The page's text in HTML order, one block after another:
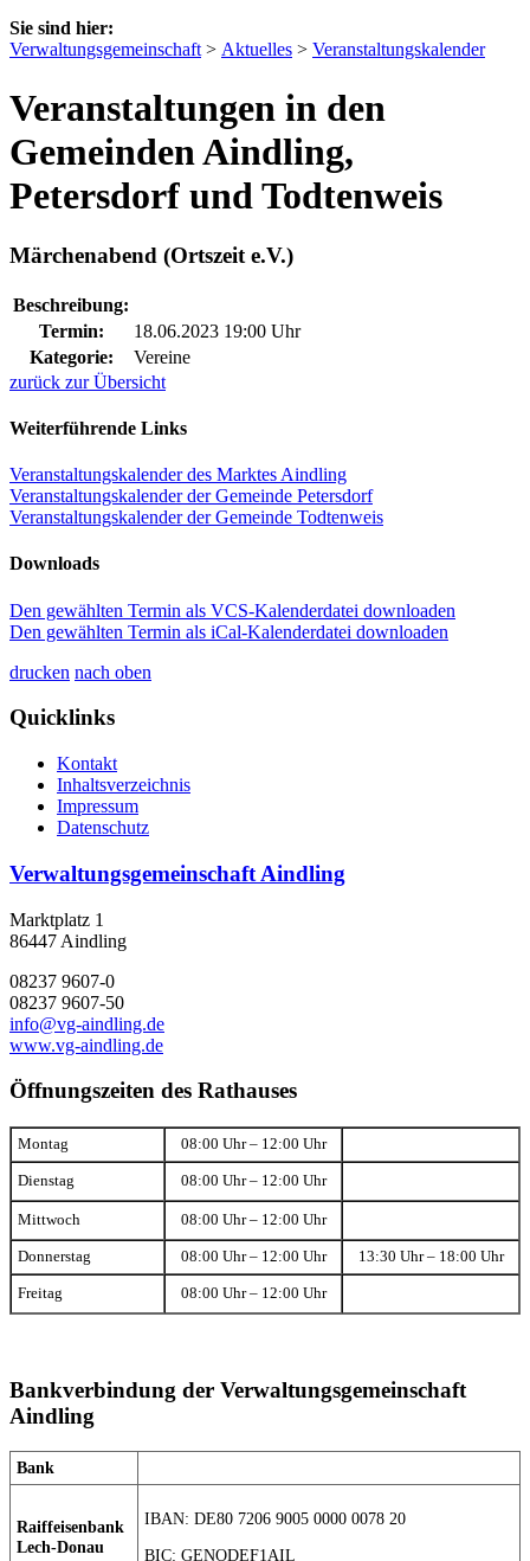
Sie sind hier:
Verwaltungsgemeinschaft > Aktuelles > Veranstaltungskalender
Veranstaltungen in den
Gemeinden Aindling,
Petersdorf und Todtenweis
Märchenabend (Ortszeit e.V.)
Beschreibung:
Termin:
18.06.2023 19:00 Uhr
Kategorie:
Vereine
zurück zur Übersicht
Weiterführende Links
Veranstaltungskalender des Marktes Aindling
Veranstaltungskalender der Gemeinde Petersdorf
Veranstaltungskalender der Gemeinde Todtenweis
Downloads
Den gewählten Termin als VCS-Kalenderdatei downloaden
Den gewählten Termin als iCal-Kalenderdatei downloaden
drucken nach oben
Quicklinks
Kontakt
Inhaltsverzeichnis
Impressum
Datenschutz
Verwaltungsgemeinschaft Aindling
Marktplatz 1
86447 Aindling
08237 9607-0
08237 9607-50
info@vg-aindling.de
www.vg-aindling.de
Öffnungszeiten des Rathauses
Montag 08:00 Uhr – 12:00 Uhr
Dienstag 08:00 Uhr – 12:00 Uhr
Mittwoch 08:00 Uhr – 12:00 Uhr
Donnerstag 08:00 Uhr – 12:00 Uhr 13:30 Uhr – 18:00 Uhr
Freitag 08:00 Uhr – 12:00 Uhr
Bankverbindung der Verwaltungsgemeinschaft
Aindling
Bank
Raiffeisenbank
Lech-Donau
IBAN: DE80 7206 9005 0000 0078 20
BIC: GENODEF1AIL